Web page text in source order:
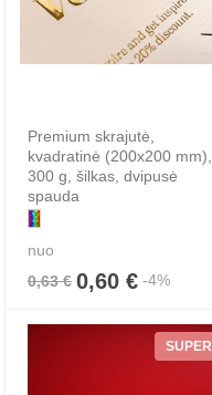
Premium skrajutė,
kvadratinė (200x200 mm),
300 g, šilkas, dvipusė
spauda
nuo
0,63 € 0,60 € -4%
SUPER